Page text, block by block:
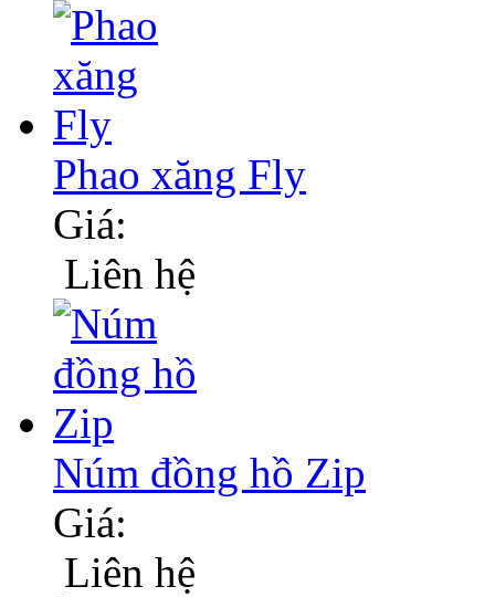
Phao xăng Fly
Giá:
Liên hệ
Núm đồng hồ Zip
Giá:
Liên hệ